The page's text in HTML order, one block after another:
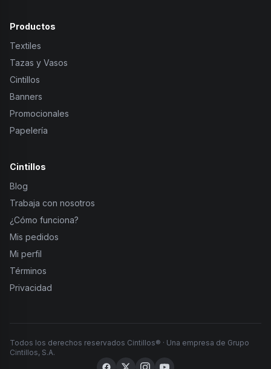
Productos
Textiles
Tazas y Vasos
Cintillos
Banners
Promocionales
Papelería
Cintillos
Blog
Trabaja con nosotros
¿Cómo funciona?
Mis pedidos
Mi perfil
Términos
Privacidad
Todos los derechos reservados Cintillos® · Una empresa de Grupo
Cintillos, S.A.